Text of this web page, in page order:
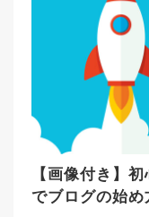
【画像付き】
でブログの始め